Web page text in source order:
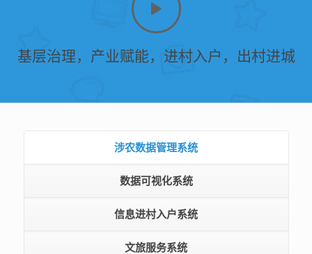
基层治理，产业赋能，进村入户，出村进城
涉农数据管理系统
数据可视化系统
信息进村入户系统
文旅服务系统